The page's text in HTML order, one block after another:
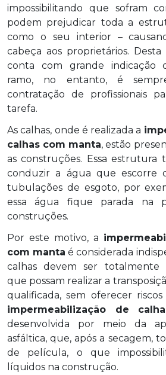
impossibilitando que sofram
podem prejudicar toda a
como o seu interior –
cabeça aos proprietários.
conta com grande indicação
ramo, no entanto, é
contratação de profissionais
tarefa.
As calhas, onde é realizada a
calhas com manta, estão
as construções. Essa estrutura
conduzir a água que escorre
tubulações de esgoto, por
essa água fique parada na
construções.
Por este motivo, a
com manta é considerada
calhas devem ser totalmente
que possam realizar a
qualificada, sem oferecer
impermeabilização de
desenvolvida por meio da
asfáltica, que, após a secagem,
de película, o que
líquidos na construção.